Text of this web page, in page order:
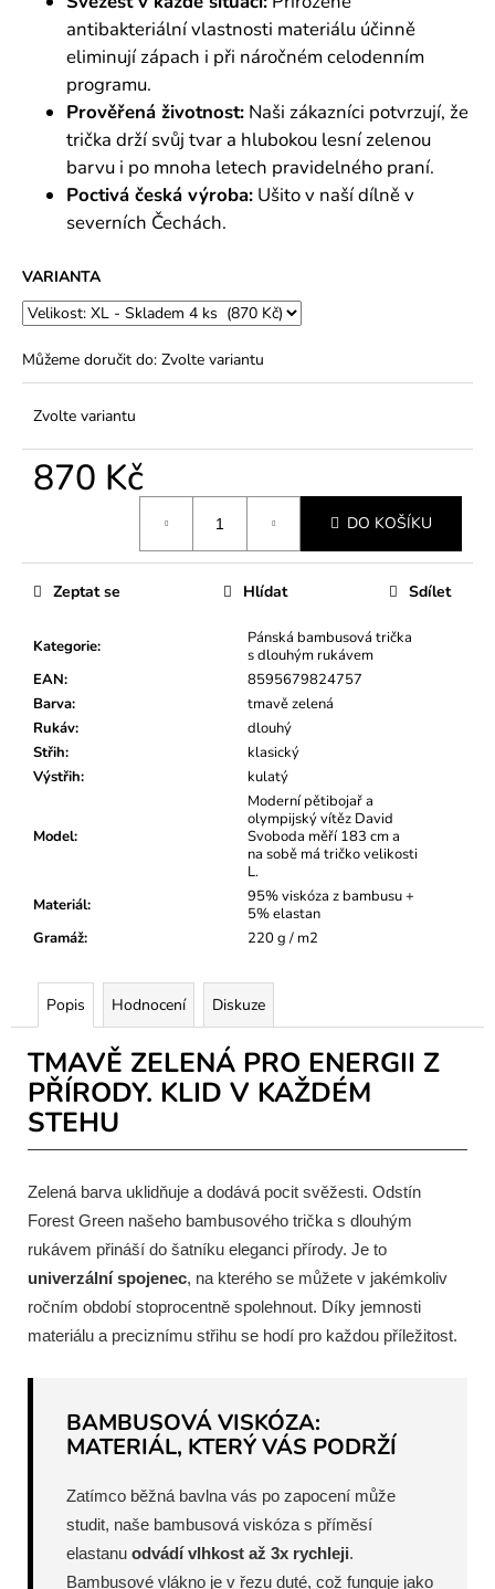
antibakteriální vlastnosti materiálu účinně
eliminují zápach i při náročném celodenním
programu.
Prověřená životnost: Naši zákazníci potvrzují, že
trička drží svůj tvar a hlubokou lesní zelenou
barvu i po mnoha letech pravidelného praní.
Poctivá česká výroba: Ušito v naší dílně v
severních Čechách.
VARIANTA
Můžeme doručit do: Zvolte variantu
Zvolte variantu
870 Kč
DO KOŠÍKU
Kategorie:
Pánská bambusová trička
s dlouhým rukávem
EAN:
8595679824757
Barva:
tmavě zelená
Rukáv:
dlouhý
Střih:
klasický
Výstřih: kulatý
Model:
Moderní pětibojař a
olympijský vítěz David
Svoboda měří 183 cm a
na sobě má tričko velikosti
L.
Materiál:
95% viskóza z bambusu +
5% elastan
Gramáž: 220 g / m2
Zeptat se Hlídat Sdílet
Popis Hodnocení Diskuze
TMAVĚ ZELENÁ PRO ENERGII Z
PŘÍRODY. KLID V KAŽDÉM
STEHU
Zelená barva uklidňuje a dodává pocit svěžesti. Odstín
Forest Green našeho bambusového trička s dlouhým
rukávem přináší do šatníku eleganci přírody. Je to
univerzální spojenec, na kterého se můžete v jakémkoliv
ročním období stoprocentně spolehnout. Díky jemnosti
materiálu a preciznímu střihu se hodí pro každou příležitost.
BAMBUSOVÁ VISKÓZA:
MATERIÁL, KTERÝ VÁS PODRŽÍ
Zatímco běžná bavlna vás po zapocení může
studit, naše bambusová viskóza s příměsí
elastanu odvádí vlhkost až 3x rychleji.
Bambusové vlákno je v řezu duté, což funguje jako